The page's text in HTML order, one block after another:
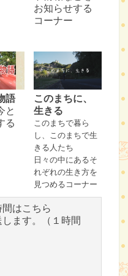
お知らせする
コーナー
語
と
る
このまちに、
生きる
このまちで暮ら
し、このまちで生
きる人たち
日々の中にあるそ
れぞれの生き方を
見つめるコーナー
はこちら
ます。（１時間